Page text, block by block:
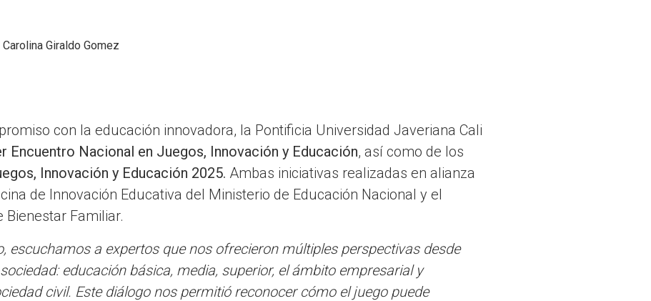
Carolina Giraldo Gomez
con la educación innovadora, la Pontificia Universidad Javeriana Cali
Encuentro Nacional en Juegos, Innovación y Educación, así como de los
Innovación y Educación 2025. Ambas iniciativas realizadas en alianza
de Innovación Educativa del Ministerio de Educación Nacional y el
Bienestar Familiar.
escuchamos a expertos que nos ofrecieron múltiples perspectivas desde
educación básica, media, superior, el ámbito empresarial y
civil. Este diálogo nos permitió reconocer cómo el juego puede